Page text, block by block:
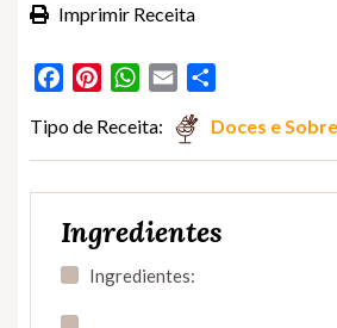
Imprimir Receita
FacebookPinterestWhatsApp
Email
Tipo de Receita: Doces e
Ingredientes
Ingredientes: